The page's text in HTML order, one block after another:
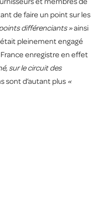
de faire un point sur les
différenciants »ainsi
était pleinement engagé
enregistre en effet
sur le circuit des
sont d’autant plus «